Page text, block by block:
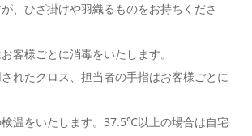
、ひざ掛けや羽織るものをお持ちくださ
客様ごとに消毒をいたします。
れたクロス、担当者の手指はお客様ごとに
温をいたします。37.5℃以上の場合は自宅